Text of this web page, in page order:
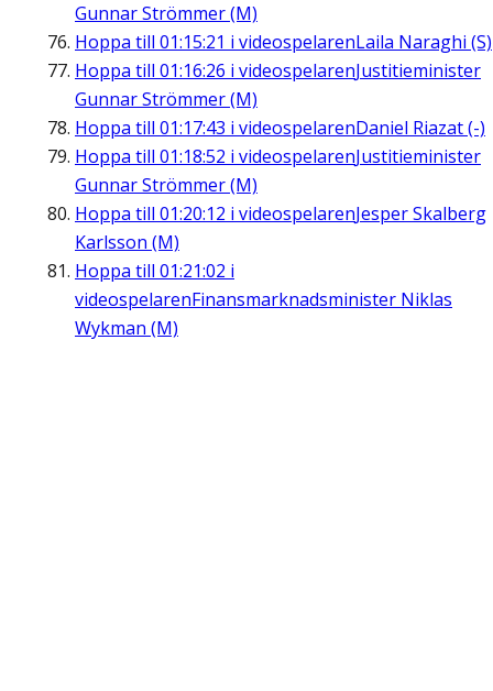
Gunnar Strömmer (M)
Hoppa till 01:15:21 i videospelarenLaila Naraghi (S)
Hoppa till 01:16:26 i videospelarenJustitieminister
Gunnar Strömmer (M)
Hoppa till 01:17:43 i videospelarenDaniel Riazat (-)
Hoppa till 01:18:52 i videospelarenJustitieminister
Gunnar Strömmer (M)
Hoppa till 01:20:12 i videospelarenJesper Skalberg
Karlsson (M)
Hoppa till 01:21:02 i
videospelarenFinansmarknadsminister Niklas
Wykman (M)